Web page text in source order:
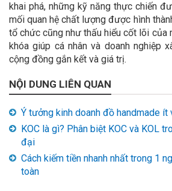
khai phá, những kỹ năng thực chiến
mối quan hệ chất lượng được hình
tổ chức cũng như thấu hiểu cốt lõi của
khóa giúp cá nhân và doanh nghiệp
cộng đồng gắn kết và giá trị.
NỘI DUNG LIÊN QUAN
Ý tưởng kinh doanh đồ handmade ít
KOC là gì? Phân biệt KOC và KOL
đại
Cách kiếm tiền nhanh nhất trong 1
toàn